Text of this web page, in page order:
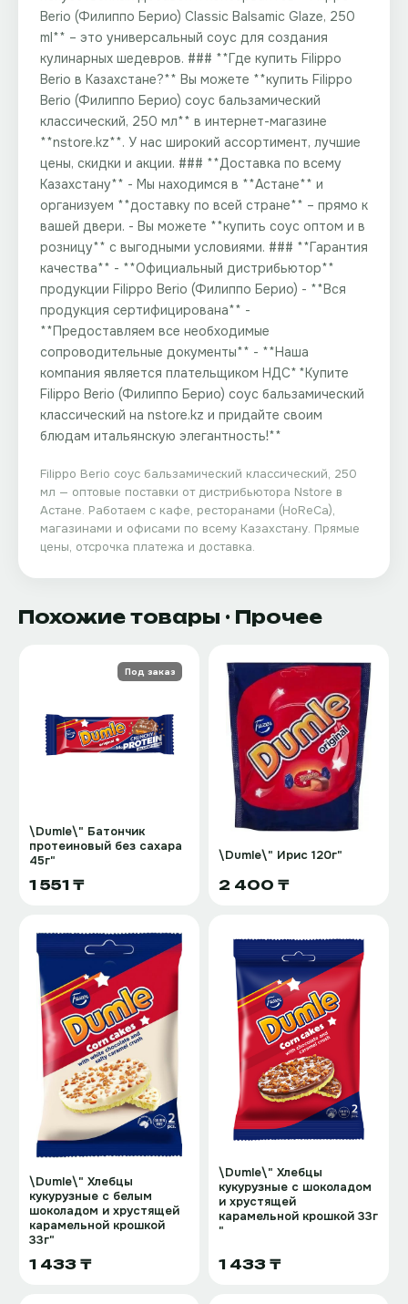
Berio (Филиппо Берио) Classic Balsamic Glaze, 250
ml** – это универсальный соус для создания
кулинарных шедевров. ### **Где купить Filippo
Berio в Казахстане?** Вы можете **купить Filippo
Berio (Филиппо Берио) соус бальзамический
классический, 250 мл** в интернет-магазине
**nstore.kz**. У нас широкий ассортимент, лучшие
цены, скидки и акции. ### **Доставка по всему
Казахстану** - Мы находимся в **Астане** и
организуем **доставку по всей стране** – прямо к
вашей двери. - Вы можете **купить соус оптом и в
розницу** с выгодными условиями. ### **Гарантия
качества** - **Официальный дистрибьютор**
продукции Filippo Berio (Филиппо Берио) - **Вся
продукция сертифицирована** -
**Предоставляем все необходимые
сопроводительные документы** - **Наша
компания является плательщиком НДС** **Купите
Filippo Berio (Филиппо Берио) соус бальзамический
классический на nstore.kz и придайте своим
блюдам итальянскую элегантность!**
Filippo Berio соус бальзамический классический, 250
мл — оптовые поставки от дистрибьютора Nstore в
Астане. Работаем с кафе, ресторанами (HoReCa),
магазинами и офисами по всему Казахстану. Прямые
цены, отсрочка платежа и доставка.
Похожие товары · Прочее
Под заказ
\Dumle\" Батончик
протеиновый без сахара
45г"
1 551 ₸
\Dumle\" Ирис 120г"
2 400 ₸
\Dumle\" Хлебцы
кукурузные с белым
шоколадом и хрустящей
карамельной крошкой
33г"
1 433 ₸
\Dumle\" Хлебцы
кукурузные с шоколадом
и хрустящей
карамельной крошкой 33г
"
1 433 ₸